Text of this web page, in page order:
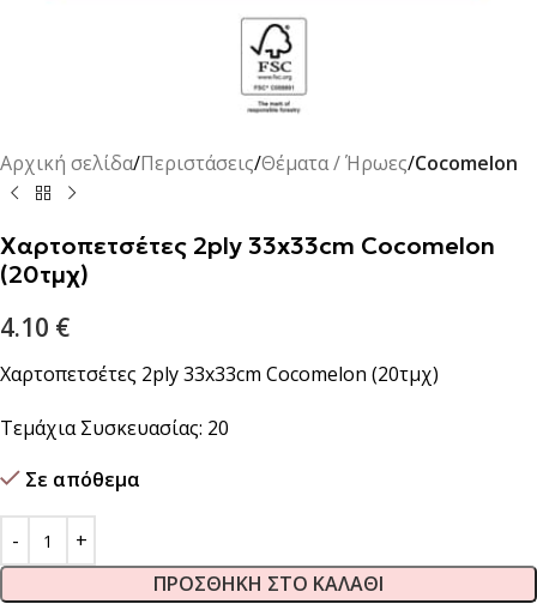
Αρχική σελίδα Περιστάσεις Θέματα / Ήρωες Cocomelon
Χαρτοπετσέτες 2ply 33x33cm Cocomelon
(20τμχ)
4.10 €
Χαρτοπετσέτες 2ply 33x33cm Cocomelon (20τμχ)
Τεμάχια Συσκευασίας: 20
Σε απόθεμα
ΠΡΟΣΘΉΚΗ ΣΤΟ ΚΑΛΆΘΙ